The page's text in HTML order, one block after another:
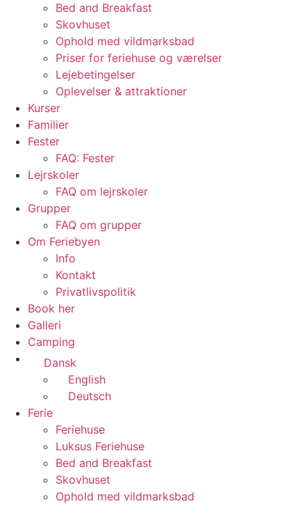
Bed and Breakfast
Skovhuset
Ophold med vildmarksbad
Priser for feriehuse og værelser
Lejebetingelser
Oplevelser & attraktioner
Kurser
Familier
Fester
FAQ: Fester
Lejrskoler
FAQ om lejrskoler
Grupper
FAQ om grupper
Om Feriebyen
Info
Kontakt
Privatlivspolitik
Book her
Galleri
Camping
Dansk
English
Deutsch
Ferie
Feriehuse
Luksus Feriehuse
Bed and Breakfast
Skovhuset
Ophold med vildmarksbad